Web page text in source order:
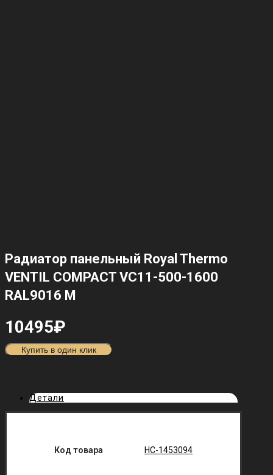
Радиатор панельный Royal Thermo
VENTIL COMPACT VC11-500-1600
RAL9016 M
10495₽
Купить в один клик
Детали
Код товара НС-1453094